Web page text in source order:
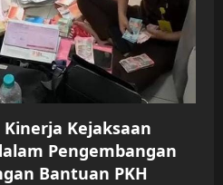
Kejaksaan
Pengembangan
Bantuan PKH